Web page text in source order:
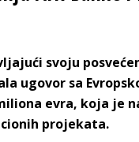
svoju
ugovor sa
evra, koja je
projekata.